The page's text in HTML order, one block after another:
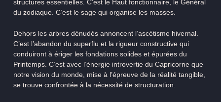
structures essentielles. C’est le Haut fonctionnaire, le Général
du zodiaque. C’est le sage qui organise les masses.
Dehors les arbres dénudés annoncent l’ascétisme hivernal.
C’est l’abandon du superflu et la rigueur constructive qui
conduiront à ériger les fondations solides et épurées du
Printemps. C’est avec l’énergie introvertie du Capricorne que
notre vision du monde, mise à l’épreuve de la réalité tangible,
se trouve confrontée à la nécessité de structuration.